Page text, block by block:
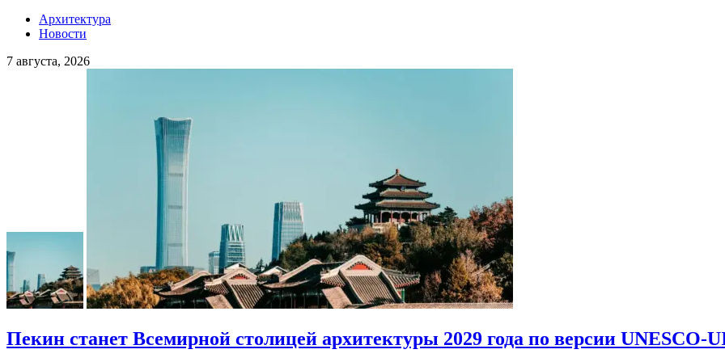
Архитектура
Новости
7 августа, 2026
Пекин станет Всемирной столицей архитектуры 2029 года по версии UNESCO-